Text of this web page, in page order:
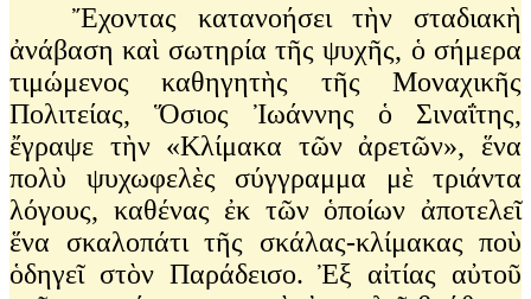
Ἔχοντας κατανοήσει τὴν σταδιακὴ
ἀνάβαση καὶ σωτηρία τῆς ψυχῆς, ὁ σήμερα
τιμώμενος καθηγητὴς τῆς Μοναχικῆς
Πολιτείας, Ὅσιος Ἰωάννης ὁ Σιναΐτης,
ἔγραψε τὴν «Κλίμακα τῶν ἀρετῶν», ἕνα
πολὺ ψυχωφελὲς σύγγραμμα μὲ τριάντα
λόγους, καθένας ἐκ τῶν ὁποίων ἀποτελεῖ
ἕνα σκαλοπάτι τῆς σκάλας-κλίμακας ποὺ
ὁδηγεῖ στὸν Παράδεισο. Ἐξ αἰτίας αὐτοῦ